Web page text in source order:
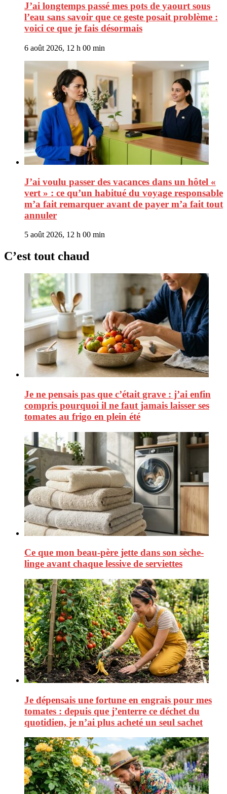
J’ai longtemps passé mes pots de yaourt sous
l’eau sans savoir que ce geste posait problème :
voici ce que je fais désormais
6 août 2026, 12 h 00 min
J’ai voulu passer des vacances dans un hôtel «
vert » : ce qu’un habitué du voyage responsable
m’a fait remarquer avant de payer m’a fait tout
annuler
5 août 2026, 12 h 00 min
C’est tout chaud
Je ne pensais pas que c’était grave : j’ai enfin
compris pourquoi il ne faut jamais laisser ses
tomates au frigo en plein été
Ce que mon beau-père jette dans son sèche-
linge avant chaque lessive de serviettes
Je dépensais une fortune en engrais pour mes
tomates : depuis que j’enterre ce déchet du
quotidien, je n’ai plus acheté un seul sachet